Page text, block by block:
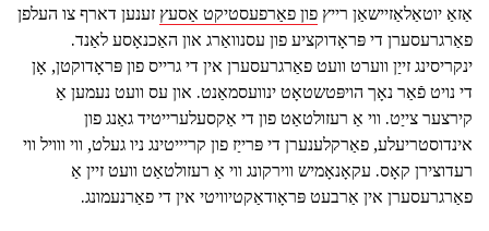
אַזאַ יוטאַלאַזיישאַן רייץ פון פאַרפעסטיקט אַסעץ זענען דארף צו העלפן
פאַרגרעסערן די פּראָדוקציע פון עסנוואַרג און האַכנאָסע לאַנד.
ינקריסינג זייַן ווערט וועט פאַרגרעסערן אין די גרייס פון פּראָדוקטן, אָן
די נויט פֿאַר נאָך הויפּטשטאָט ינוועסמאַנט. און עס וועט נעמען אַ
קירצער צייַט. ווי אַ רעזולטאַט פון די אַקסעלערייטיד גאַנג פון
אינדוסטריעלע, פאַרקלענערן די פּרייַז פון קריייטינג ניו געלט, ווי ווויל ווי
רעדוצירן קאָס. עקאָנאָמיש ווירקונג ווי אַ רעזולטאַט וועט זיין אַ
פאַרגרעסערן אין אַרבעט פּראָודאַקטיוויטי אין די פאַרנעמונג.